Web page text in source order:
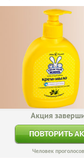
Акция
ПОВТОРИТЬ
Человек